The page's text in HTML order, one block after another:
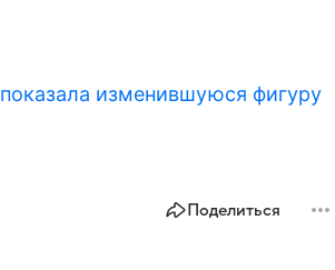
показала изменившуюся фигуру
Поделиться